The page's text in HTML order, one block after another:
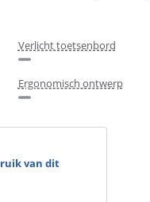
Verlicht toetsenbord
Ergonomisch ontwerp
van dit